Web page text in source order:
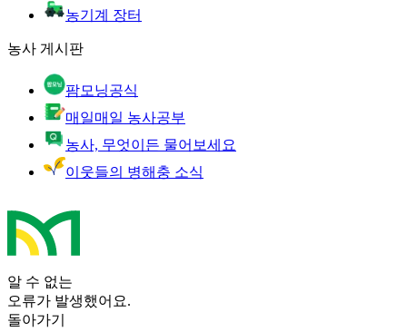
농기계 장터
농사 게시판
팜모닝공식
매일매일 농사공부
농사, 무엇이든 물어보세요
이웃들의 병해충 소식
알 수 없는
오류가 발생했어요.
돌아가기